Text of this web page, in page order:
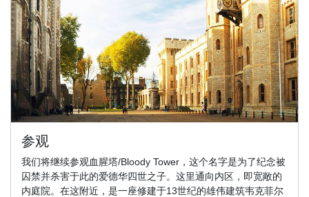
参观
我们将继续参观血腥塔/Bloody Tower，这个名字是为了纪念被
囚禁并杀害于此的爱德华四世之子。这里通向内区，即宽敞的
内庭院。在这附近，是一座修建于13世纪的雄伟建筑韦克菲尔